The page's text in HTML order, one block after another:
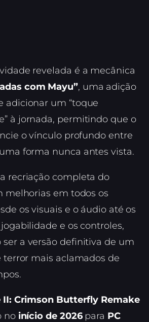
revelada é a mecânica
com Mayu”, uma adição
adicionar um “toque
à jornada, permitindo que o
o vínculo profundo entre
forma nunca antes vista.
recriação completa do
melhorias em todos os
os visuais e o áudio até os
e os controles,
a versão definitiva de um
terror mais aclamados de
II: Crimson Butterfly Remake
no início de 2026para PC